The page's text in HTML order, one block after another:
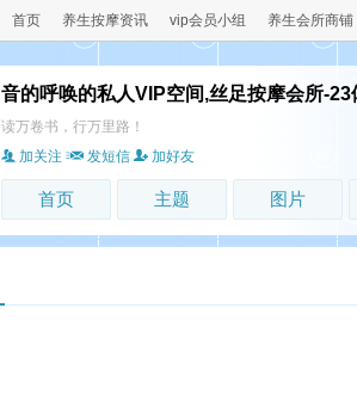
首页 养生按摩资讯 vip会员小组 养生会所商铺
音的呼唤的私人VIP空间,丝足按摩会所-23
读万卷书，行万里路！
加关注
发短信 加好友
首页 主题 图片